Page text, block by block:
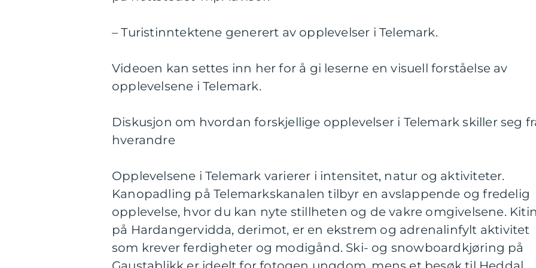
– Turistinntektene generert av opplevelser i Telemark.
Videoen kan settes inn her for å gi leserne en visuell forståelse av
opplevelsene i Telemark.
Diskusjon om hvordan forskjellige opplevelser i Telemark skiller seg
hverandre
Opplevelsene i Telemark varierer i intensitet, natur og aktiviteter.
Kanopadling på Telemarkskanalen tilbyr en avslappende og fredelig
opplevelse, hvor du kan nyte stillheten og de vakre omgivelsene.
på Hardangervidda, derimot, er en ekstrem og adrenalinfylt aktivitet
som krever ferdigheter og modigånd. Ski- og snowboardkjøring på